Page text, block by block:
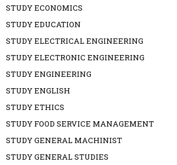
STUDY ECONOMICS
STUDY EDUCATION
STUDY ELECTRICAL ENGINEERING
STUDY ELECTRONIC ENGINEERING
STUDY ENGINEERING
STUDY ENGLISH
STUDY ETHICS
STUDY FOOD SERVICE MANAGEMENT
STUDY GENERAL MACHINIST
STUDY GENERAL STUDIES